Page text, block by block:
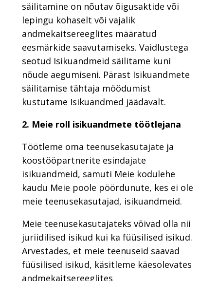
säilitamine on nõutav õigusaktide või
lepingu kohaselt või vajalik
andmekaitsereeglites määratud
eesmärkide saavutamiseks. Vaidlustega
seotud Isikuandmeid säilitame kuni
nõude aegumiseni. Pärast Isikuandmete
säilitamise tähtaja möödumist
kustutame Isikuandmed jäädavalt.
2. Meie roll isikuandmete töötlejana
Töötleme oma teenusekasutajate ja
koostööpartnerite esindajate
isikuandmeid, samuti Meie kodulehe
kaudu Meie poole pöördunute, kes ei ole
meie teenusekasutajad, isikuandmeid.
Meie teenusekasutajateks võivad olla nii
juriidilised isikud kui ka füüsilised isikud.
Arvestades, et meie teenuseid saavad
füüsilised isikud, käsitleme käesolevates
andmekaitsereeglites